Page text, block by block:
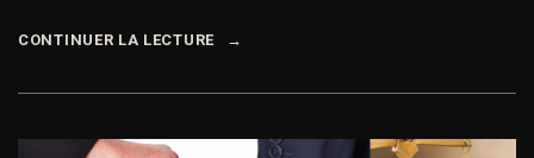
CONTINUER LA LECTURE